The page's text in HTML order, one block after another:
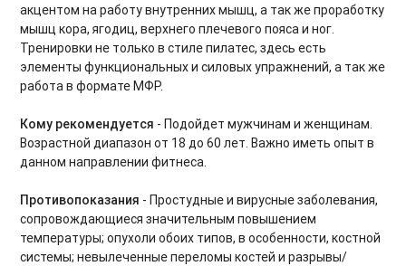
Тренировки на мышцы кора
Вечерний релакс
Утренний комплекс
Body Balance для начинающих
Power Yoga для начинающих
Тренировки на ягодицы
Восстановительный микс
акцентом на работу внутренних мышц, а так же проработку
мышц кора, ягодиц, верхнего плечевого пояса и ног.
Тренировки не только в стиле пилатес, здесь есть
элементы функциональных и силовых упражнений, а так же
работа в формате МФР.
Кому рекомендуется - Подойдет мужчинам и женщинам.
Возрастной диапазон от 18 до 60 лет. Важно иметь опыт в
данном направлении фитнеса.
Противопоказания - Простудные и вирусные заболевания,
сопровождающиеся значительным повышением
температуры; опухоли обоих типов, в особенности, костной
системы; невылеченные переломы костей и разрывы/